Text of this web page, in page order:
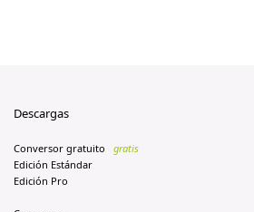
Descargas
Conversor gratuito
gratis
Edición Estándar
Edición Pro